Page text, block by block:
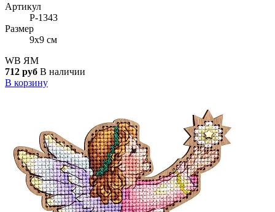
Артикул
Р-1343
Размер
9x9 см
WB ЯМ
712 руб В наличии
В корзину